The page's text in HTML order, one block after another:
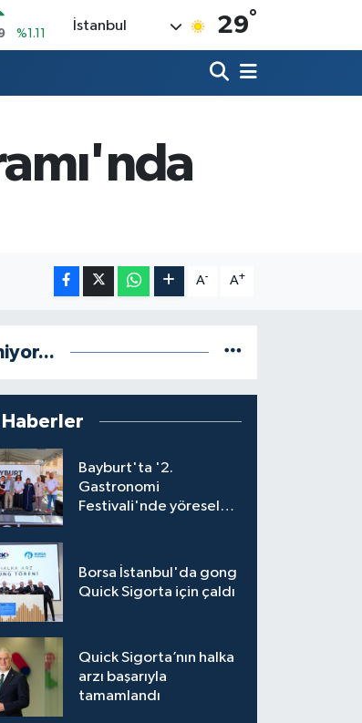
%1.11
%0.03
İstanbul 29°
A- A+
Haberler
Bayburt'ta '2.
Gastronomi
Festivali'nde yöresel
Borsa İstanbul'da gong
Quick Sigorta için çaldı
Quick Sigorta’nın halka
arzı başarıyla
tamamlandı